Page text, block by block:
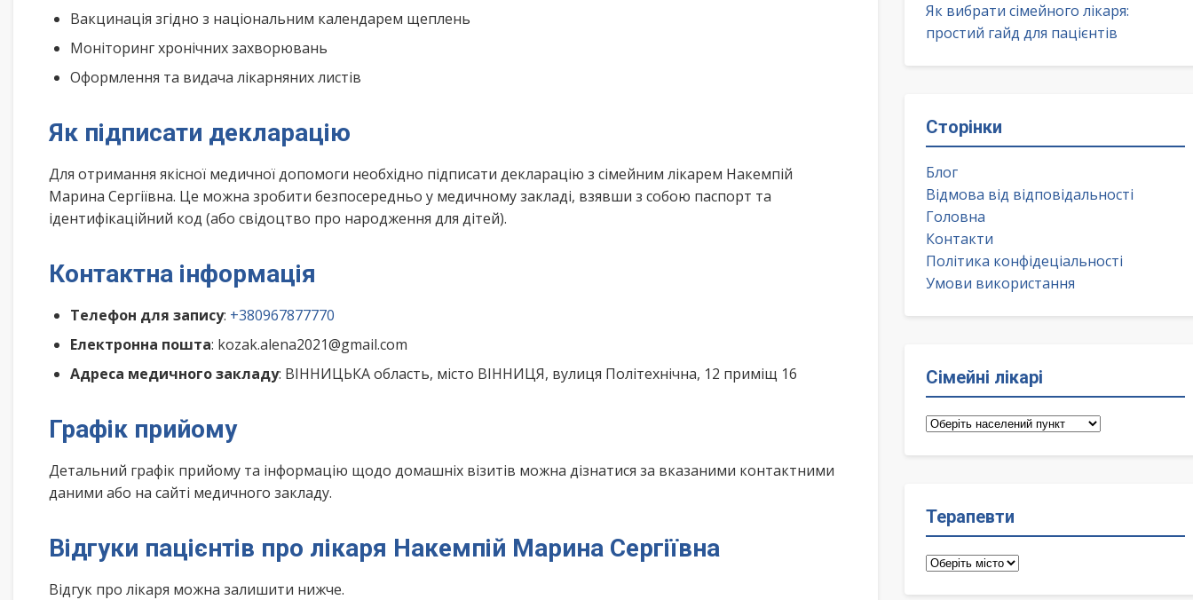
Вакцинація згідно з національним календарем щеплень
Моніторинг хронічних захворювань
Оформлення та видача лікарняних листів
Як підписати декларацію
Для отримання якісної медичної допомоги необхідно підписати декларацію з сімейним лікарем Накемпій
Марина Сергіївна. Це можна зробити безпосередньо у медичному закладі, взявши з собою паспорт та
ідентифікаційний код (або свідоцтво про народження для дітей).
Контактна інформація
Телефон для запису: +380967877770
Електронна пошта: kozak.alena2021@gmail.com
Адреса медичного закладу: ВІННИЦЬКА область, місто ВІННИЦЯ, вулиця Політехнічна, 12 приміщ 16
Графік прийому
Детальний графік прийому та інформацію щодо домашніх візитів можна дізнатися за вказаними контактними
даними або на сайті медичного закладу.
Відгуки пацієнтів про лікаря Накемпій Марина Сергіївна
Відгук про лікаря можна залишити нижче.
Як вибрати сімейного лікаря:
простий гайд для пацієнтів
Сторінки
Блог
Відмова від відповідальності
Головна
Контакти
Політика конфідеціальності
Умови використання
Сімейні лікарі
Сімейні
Терапевти
Терапевти